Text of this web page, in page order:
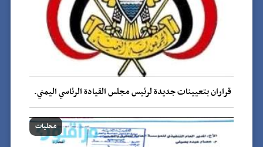
قراران بتعيينات جديدة لرئيس مجلس القيادة الرئاسي اليمني.
محليات